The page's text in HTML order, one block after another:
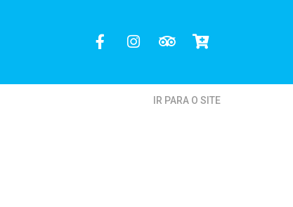
IR PARA O SITE